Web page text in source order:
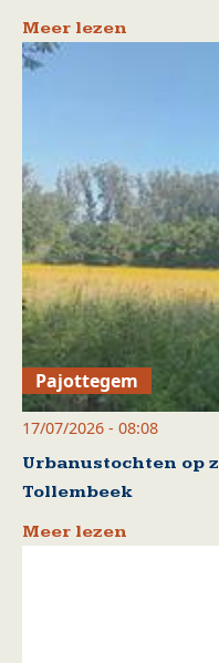
Meer lezen
Pajottegem
17/07/2026 - 08:08
Urbanustochten op
Tollembeek
Meer lezen